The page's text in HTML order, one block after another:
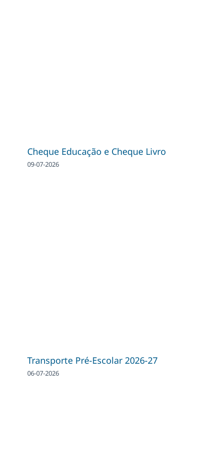
Cheque Educação e Cheque Livro
09-07-2026
Transporte Pré-Escolar 2026-27
06-07-2026